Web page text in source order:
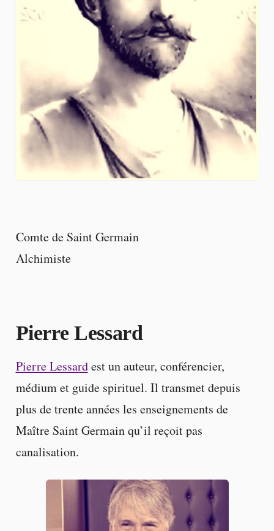
Comte de Saint Germain
Alchimiste
Pierre Lessard
Pierre Lessardest un auteur, conférencier,
médium et guide spirituel. Il transmet depuis
plus de trente années les enseignements de
Maître Saint Germain qu’il reçoit pas
canalisation.